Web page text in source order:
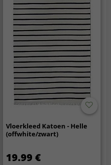
Vloerkleed Katoen - Helle
(offwhite/zwart)
19.99 €